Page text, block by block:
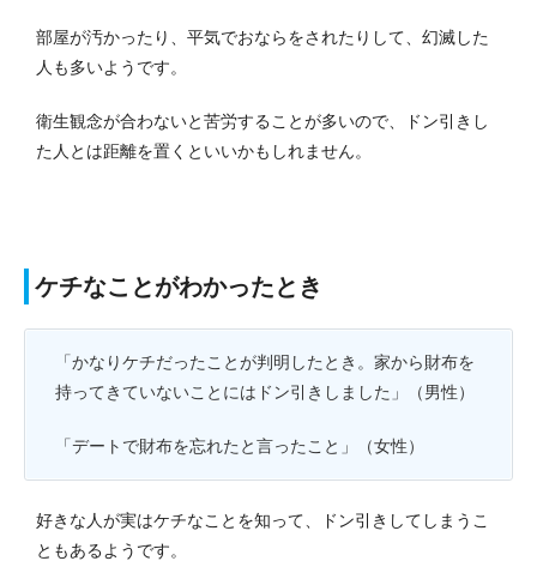
部屋が汚かったり、平気でおならをされたりして、幻滅した
人も多いようです。
衛生観念が合わないと苦労することが多いので、ドン引きし
た人とは距離を置くといいかもしれません。
ケチなことがわかったとき
「かなりケチだったことが判明したとき。家から財布を
持ってきていないことにはドン引きしました」（男性）
「デートで財布を忘れたと言ったこと」（女性）
好きな人が実はケチなことを知って、ドン引きしてしまうこ
ともあるようです。